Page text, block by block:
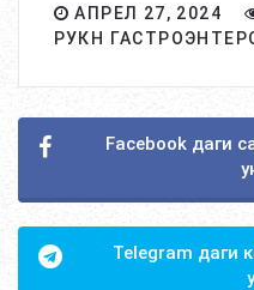
АПРЕЛ 27, 2024
РУКН
Facebook даги
Telegram даги